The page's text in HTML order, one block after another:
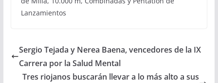
Lanzamientos
Sergio Tejada y Nerea Baena, vencedores de la IX
Carrera por la Salud Mental
Tres riojanos buscarán llevar a lo más alto a sus